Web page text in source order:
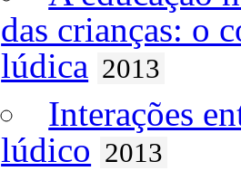
das crianças: o
lúdica 2013
Interações
lúdico 2013